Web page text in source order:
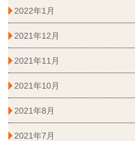
2022年1月
2021年12月
2021年11月
2021年10月
2021年8月
2021年7月